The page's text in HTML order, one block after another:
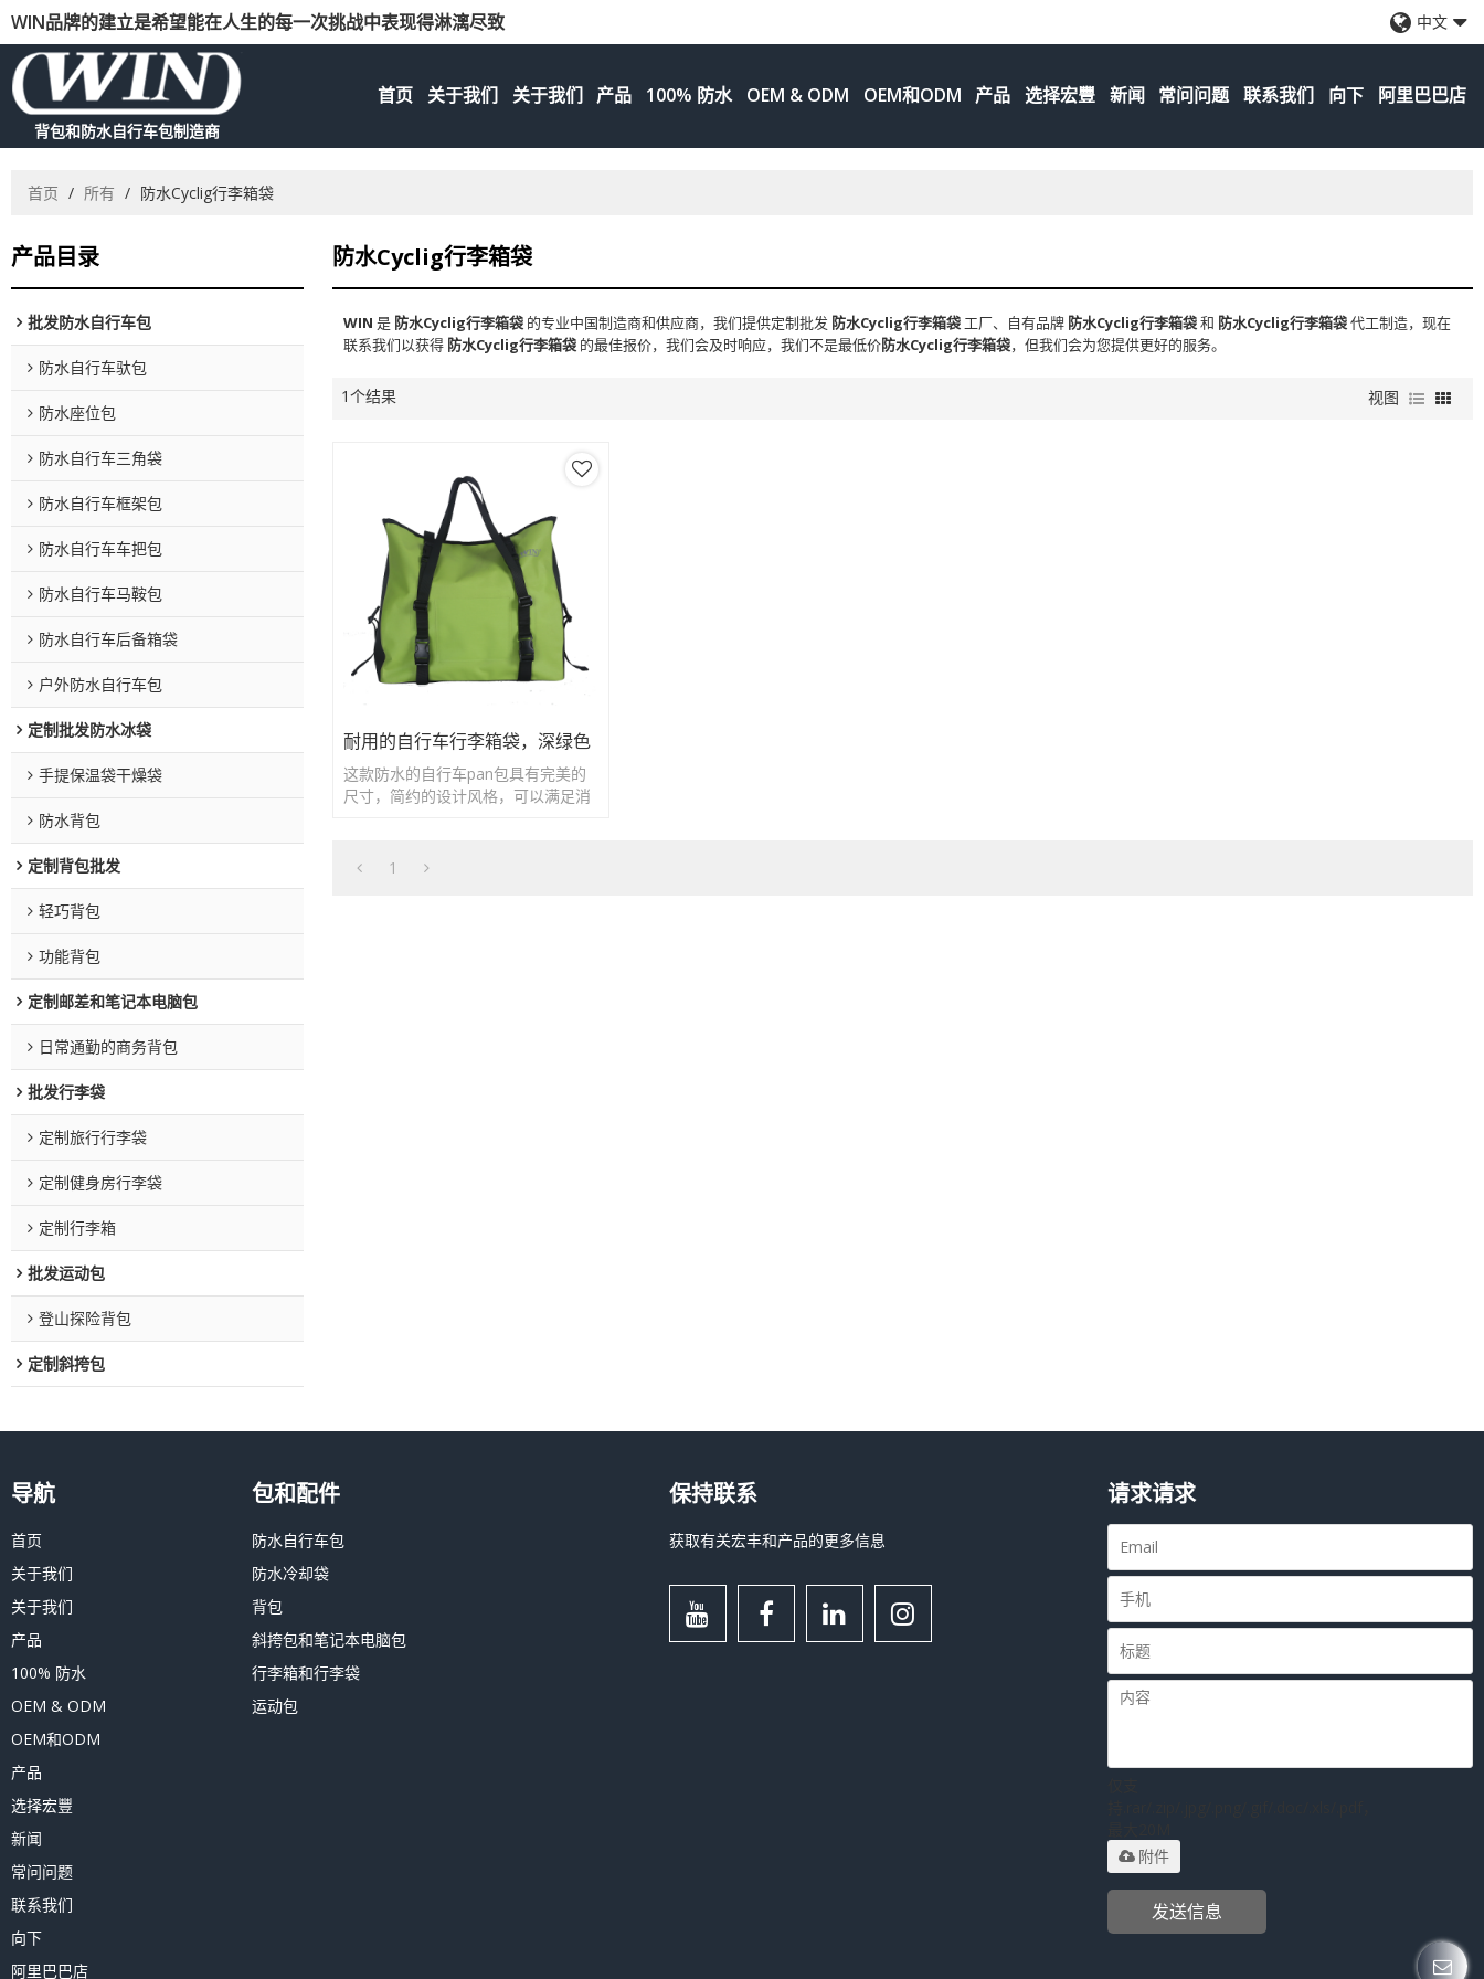
WIN品牌的建立是希望能在人生的每一次挑战中表现得淋漓尽致 中文
背包和防水自行车包制造商
首页 关于我们 关于我们 产品 100% 防水 OEM & ODM OEM和ODM 产品 选择宏豐 新闻 常问问题 联系我们 向下 阿里巴巴店
首页 / 所有 / 防水Cyclig行李箱袋
产品目录
批发防水自行车包
防水自行车驮包
防水座位包
防水自行车三角袋
防水自行车框架包
防水自行车车把包
防水自行车马鞍包
防水自行车后备箱袋
户外防水自行车包
定制批发防水冰袋
手提保温袋干燥袋
防水背包
定制背包批发
轻巧背包
功能背包
定制邮差和笔记本电脑包
日常通勤的商务背包
批发行李袋
定制旅行行李袋
定制健身房行李袋
定制行李箱
批发运动包
登山探险背包
定制斜挎包
防水Cyclig行李箱袋
WIN 是 防水Cyclig行李箱袋 的专业中国制造商和供应商，我们提供定制批发 防水Cyclig行李箱袋 工厂、自有品牌 防水Cyclig行李箱袋和 防水Cyclig行李箱袋代工制造，现在
联系我们以获得 防水Cyclig行李箱袋 的最佳报价，我们会及时响应，我们不是最低价防水Cyclig行李箱袋，但我们会为您提供更好的服务。
1个结果 视图
耐用的自行车行李箱袋，深绿色
这款防水的自行车pan包具有完美的
尺寸，简约的设计风格，可以满足消
1
导航
首页
关于我们
关于我们
产品
100% 防水
OEM & ODM
OEM和ODM
产品
选择宏豐
新闻
常问问题
联系我们
向下
阿里巴巴店
包和配件
防水自行车包
防水冷却袋
背包
斜挎包和笔记本电脑包
行李箱和行李袋
运动包
保持联系
获取有关宏丰和产品的更多信息
请求请求
附件
发送信息